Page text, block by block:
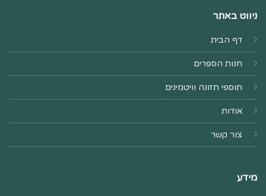
ניווט באתר
דף הבית
חנות הספרים
תוספי תזונה וויטמינים
אודות
צור קשר
מידע